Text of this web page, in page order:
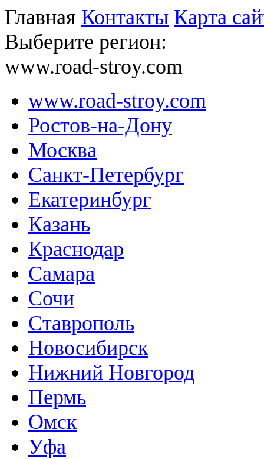
Главная Контакты Карта
Выберите регион:
www.road-stroy.com
www.road-stroy.com
Ростов-на-Дону
Москва
Санкт-Петербург
Екатеринбург
Казань
Краснодар
Самара
Сочи
Ставрополь
Новосибирск
Нижний Новгород
Пермь
Омск
Уфа